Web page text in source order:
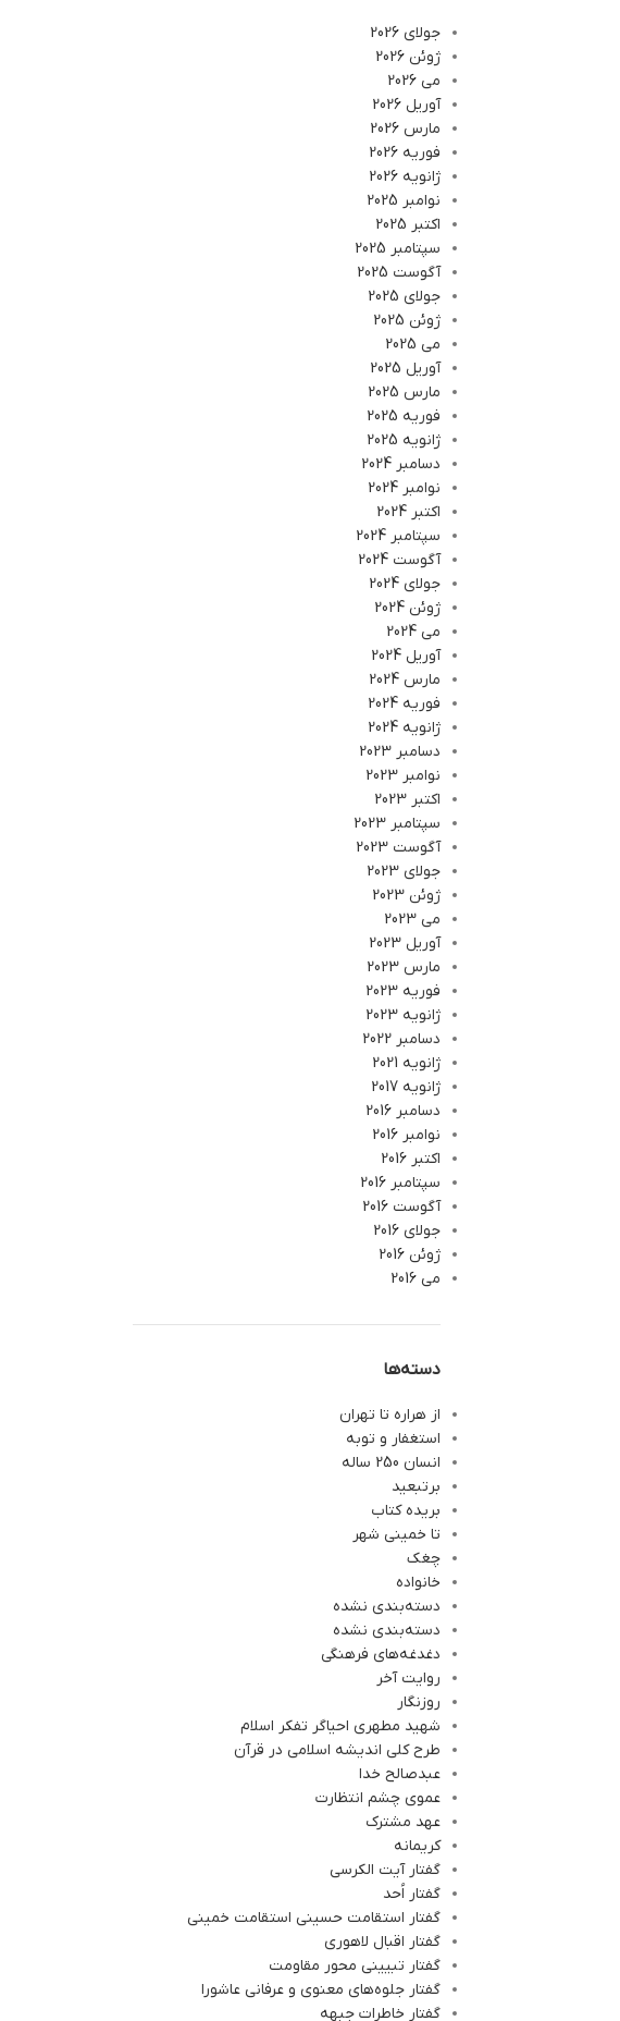
جولای 2026
ژوئن 2026
می 2026
آوریل 2026
مارس 2026
فوریه 2026
ژانویه 2026
نوامبر 2025
اکتبر 2025
سپتامبر 2025
آگوست 2025
جولای 2025
ژوئن 2025
می 2025
آوریل 2025
مارس 2025
فوریه 2025
ژانویه 2025
دسامبر 2024
نوامبر 2024
اکتبر 2024
سپتامبر 2024
آگوست 2024
جولای 2024
ژوئن 2024
می 2024
آوریل 2024
مارس 2024
فوریه 2024
ژانویه 2024
دسامبر 2023
نوامبر 2023
اکتبر 2023
سپتامبر 2023
آگوست 2023
جولای 2023
ژوئن 2023
می 2023
آوریل 2023
مارس 2023
فوریه 2023
ژانویه 2023
دسامبر 2022
ژانویه 2021
ژانویه 2017
دسامبر 2016
نوامبر 2016
اکتبر 2016
سپتامبر 2016
آگوست 2016
جولای 2016
ژوئن 2016
می 2016
دسته‌ها
از هراره تا تهران
استغفار و توبه
انسان 250 ساله
برتبعید
بریده کتاب
تا خمینی شهر
چغک
خانواده
دسته‌بندی نشده
دسته‌بندی نشده
دغدغه‌های فرهنگی
روایت آخر
روزنگار
شهید مطهری احیاگر تفکر اسلام
طرح کلی اندیشه اسلامی در قرآن
عبدصالح خدا
عموی چشم انتظارت
عهد مشترک
کریمانه
گفتار آیت الکرسی
گفتار اُحد
گفتار استقامت حسینی استقامت خمینی
گفتار اقبال لاهوری
گفتار تبیینی محور مقاومت
گفتار جلوه‌های معنوی و عرفانی عاشورا
گفتار خاطرات جبهه